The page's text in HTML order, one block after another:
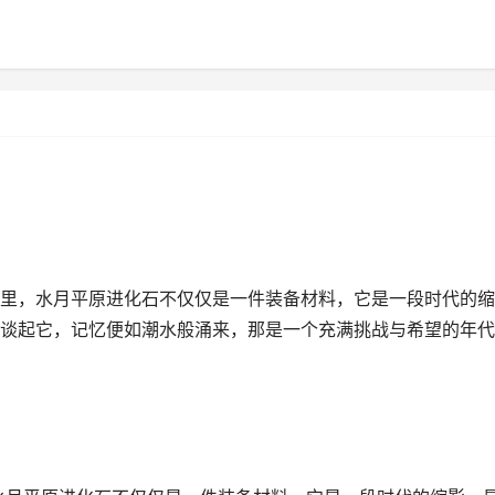
，水月平原进化石不仅仅是一件装备材料，它是一段时代的缩
起它，记忆便如潮水般涌来，那是一个充满挑战与希望的年